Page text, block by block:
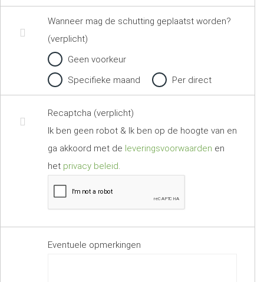
Wanneer mag de schutting geplaatst worden?
(verplicht)
Geen voorkeur
Specifieke maand
Per direct
Recaptcha (verplicht)
Ik ben geen robot & Ik ben op de hoogte van en
ga akkoord met de leveringsvoorwaarden en
het privacy beleid.
Eventuele opmerkingen